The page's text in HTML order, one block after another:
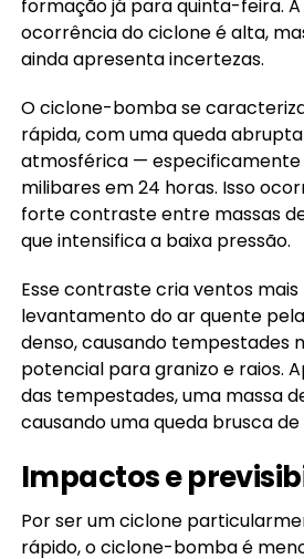
formação já para quinta-feira.
ocorrência do ciclone é alta,
ainda apresenta incertezas.
O ciclone-bomba se
rápida, com uma queda
atmosférica — especificamente
milibares em 24 horas. Isso
forte contraste entre massas
que intensifica a baixa pressão.
Esse contraste cria ventos
levantamento do ar quente
denso, causando tempestades
potencial para granizo e raios.
das tempestades, uma massa
causando uma queda brusca
Impactos e
Por ser um ciclone
rápido, o ciclone-bomba é